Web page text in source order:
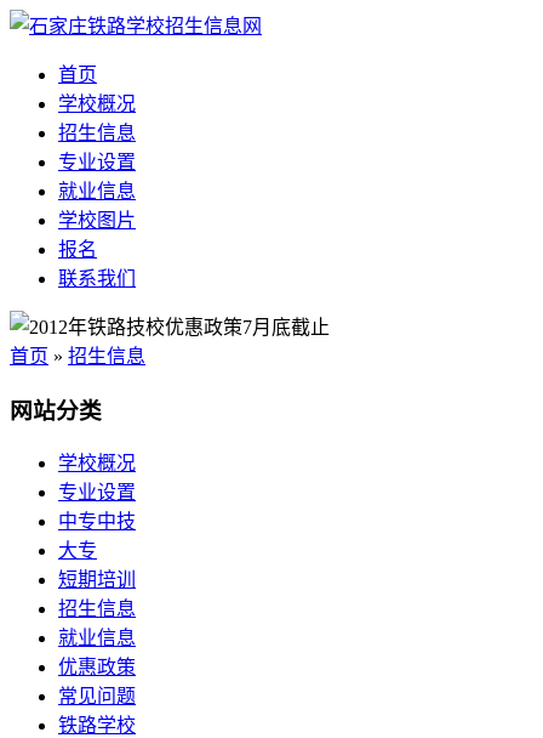
首页
学校概况
招生信息
专业设置
就业信息
学校图片
报名
联系我们
首页 » 招生信息
网站分类
学校概况
专业设置
中专中技
大专
短期培训
招生信息
就业信息
优惠政策
常见问题
铁路学校